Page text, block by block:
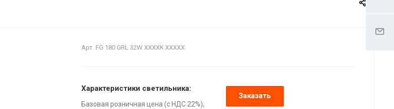
Арт. FG 180 GRL 32W XXXXK XXXXX
Характеристики светильника:
Базовая розничная цена (с НДС 22%),
Заказать